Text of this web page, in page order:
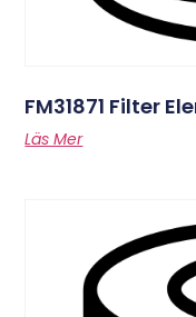
FM31871 Filter
Läs Mer